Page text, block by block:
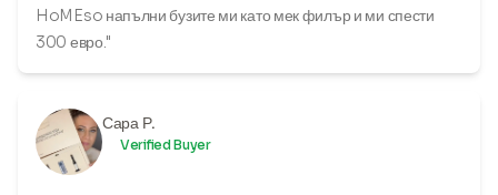
HoMEso напълни бузите ми като мек филър и ми спести
300 евро."
Сара Р.
Verified Buyer